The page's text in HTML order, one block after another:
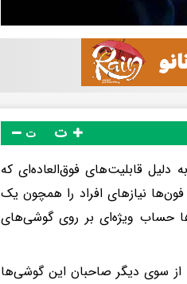
ت
دلیل قابلیت‌های فوق‌العاده‌ای که
نیازهای افراد را همچون یک
حساب ویژه‌ای بر روی گوشی‌های
از سوی دیگر صاحبان این گوشی‌ها